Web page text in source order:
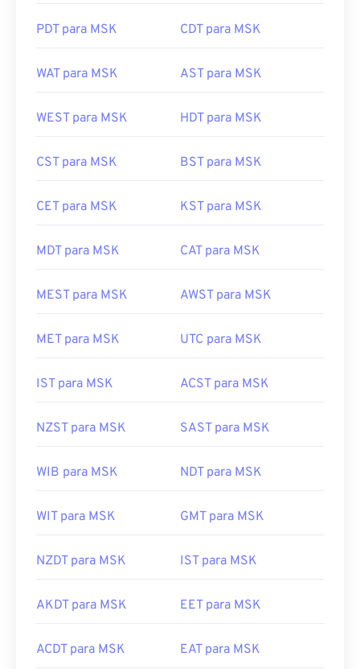
PDT para MSK CDT para MSK
WAT para MSK AST para MSK
WEST para MSK HDT para MSK
CST para MSK BST para MSK
CET para MSK KST para MSK
MDT para MSK CAT para MSK
MEST para MSK AWST para MSK
MET para MSK UTC para MSK
IST para MSK ACST para MSK
NZST para MSK SAST para MSK
WIB para MSK NDT para MSK
WIT para MSK GMT para MSK
NZDT para MSK IST para MSK
AKDT para MSK EET para MSK
ACDT para MSK EAT para MSK